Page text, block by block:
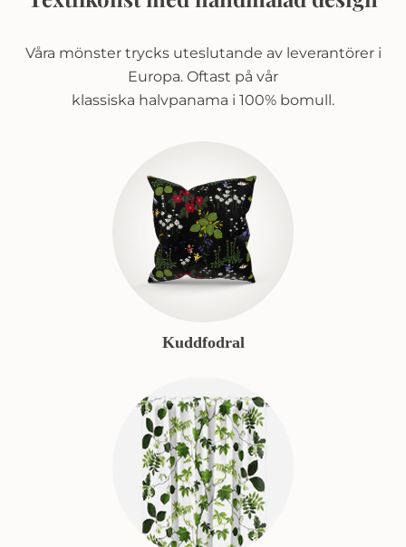
Våra mönster trycks uteslutande av leverantörer i
Europa. Oftast på vår
klassiska halvpanama i 100% bomull.
Kuddfodral